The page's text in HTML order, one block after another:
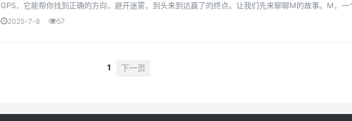
GPS，它能帮你找到正确的方向，避开迷雾，到头来到达赢了的终点。让我们先来聊聊M的故事。M，一
深厚圳打拼了两年的外贸细小白，从刚毕业的迷茫到眼···
2025-7-6 57
1 下一页